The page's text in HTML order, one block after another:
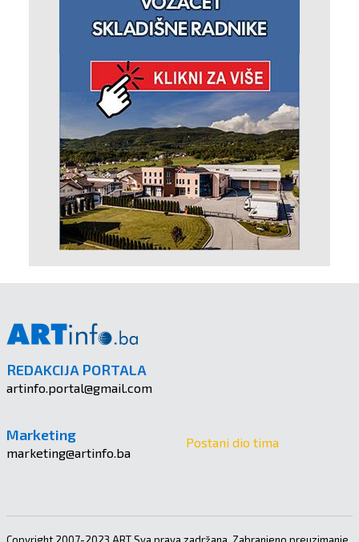
REDAKCIJA PORTALA
artinfo.portal@gmail.com
Marketing
marketing@artinfo.ba
Postani dio tima
Copyright 2007-2023 ART Sva prava zadržana. Zabranjeno preuzimanje